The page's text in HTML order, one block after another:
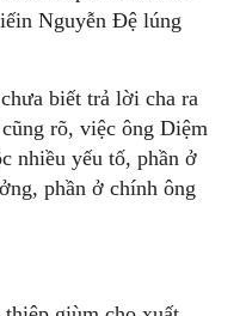
Nguyễn Đệ lúng
biết trả lời cha ra
rõ, việc ông Diệm
nhiều yếu tố, phần ở
phần ở chính ông